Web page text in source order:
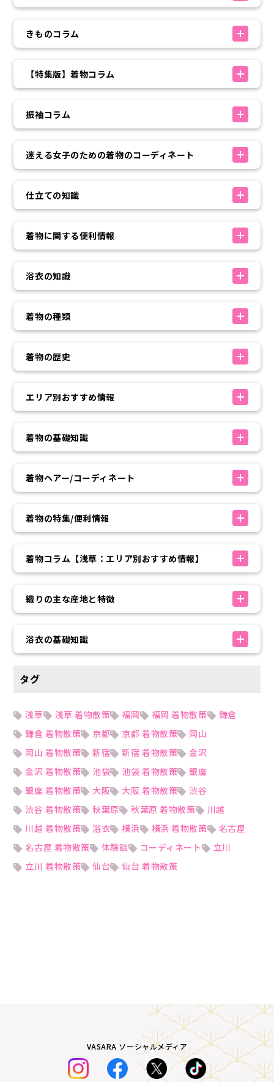
きものコラム
【特集版】着物コラム
振袖コラム
迷える女子のための着物のコーディネート
仕立ての知識
着物に関する便利情報
浴衣の知識
着物の種類
着物の歴史
エリア別おすすめ情報
着物の基礎知識
着物ヘアー/コーディネート
着物の特集/便利情報
着物コラム【浅草：エリア別おすすめ情報】
織りの主な産地と特徴
浴衣の基礎知識
タグ
浅草 浅草 着物散策 福岡 福岡 着物散策
鎌倉
鎌倉 着物散策
京都 京都 着物散策
岡山
岡山 着物散策
新宿 新宿 着物散策
金沢
金沢 着物散策
池袋 池袋 着物散策
銀座
銀座 着物散策
大阪 大阪 着物散策
渋谷
渋谷 着物散策
秋葉原 秋葉原 着物散策
川越
川越 着物散策
浴衣 横浜 横浜 着物散策
名古屋
名古屋 着物散策
体験談 コーディネート
立川
立川 着物散策
仙台 仙台 着物散策
VASARA ソーシャルメディア